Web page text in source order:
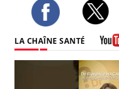
LA CHAÎNE SANTÉ